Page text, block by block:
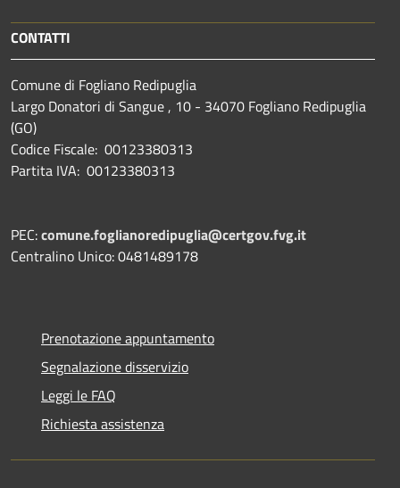
CONTATTI
Comune di Fogliano Redipuglia
Largo Donatori di Sangue , 10 - 34070 Fogliano Redipuglia
(GO)
Codice Fiscale: 00123380313
Partita IVA: 00123380313
PEC:comune.foglianoredipuglia@certgov.fvg.it
Centralino Unico: 0481489178
Prenotazione appuntamento
Segnalazione disservizio
Leggi le FAQ
Richiesta assistenza